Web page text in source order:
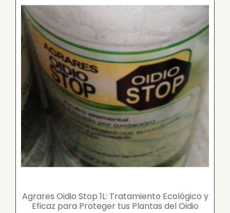
Agrares Oidio Stop 1L: Tratamiento Ecológico y
Eficaz para Proteger tus Plantas del Oidio